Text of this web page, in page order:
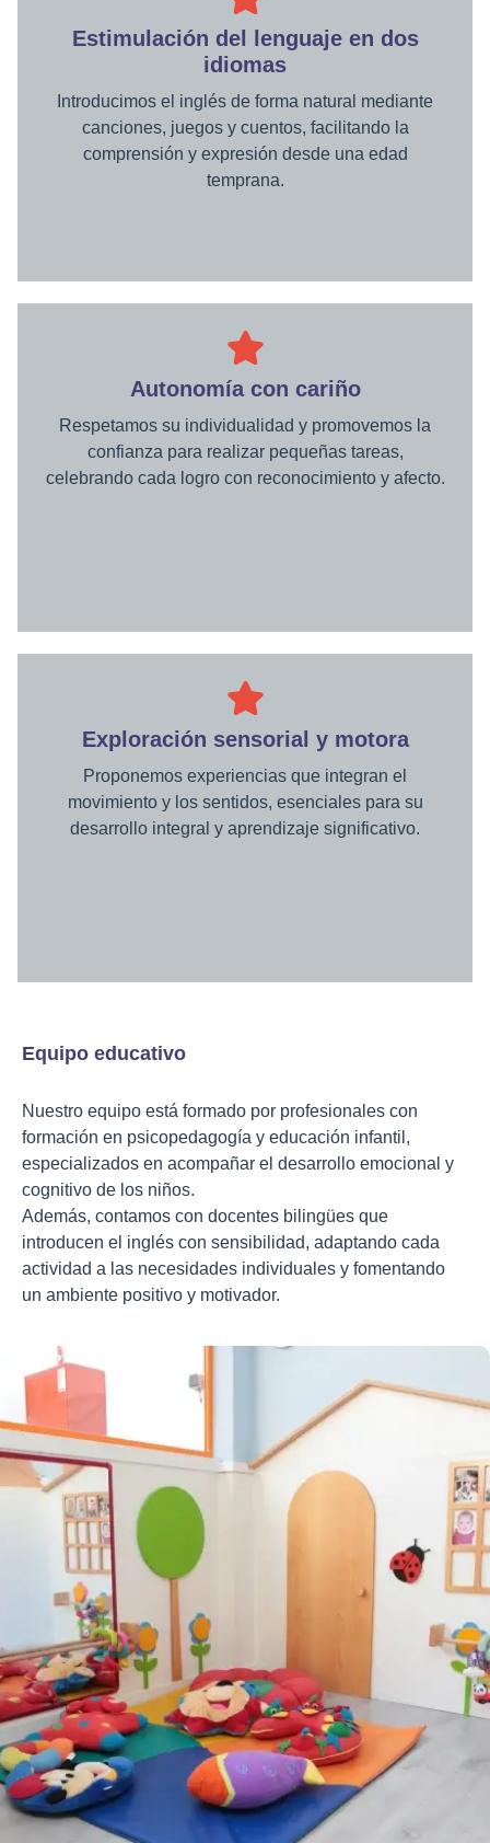
Estimulación del lenguaje en dos
idiomas
Introducimos el inglés de forma natural mediante
canciones, juegos y cuentos, facilitando la
comprensión y expresión desde una edad
temprana.
Autonomía con cariño
Respetamos su individualidad y promovemos la
confianza para realizar pequeñas tareas,
celebrando cada logro con reconocimiento y afecto.
Exploración sensorial y motora
Proponemos experiencias que integran el
movimiento y los sentidos, esenciales para su
desarrollo integral y aprendizaje significativo.
Equipo educativo
Nuestro equipo está formado por profesionales con
formación en psicopedagogía y educación infantil,
especializados en acompañar el desarrollo emocional y
cognitivo de los niños.
Además, contamos con docentes bilingües que
introducen el inglés con sensibilidad, adaptando cada
actividad a las necesidades individuales y fomentando
un ambiente positivo y motivador.